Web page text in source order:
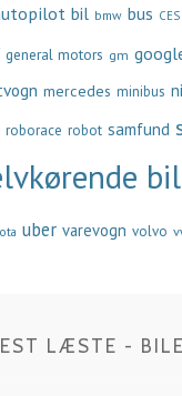
bil bmw bus CES
general motors gm
mercedes minibus
roborace robot samfund
uber varevogn volvo
LÆSTE -